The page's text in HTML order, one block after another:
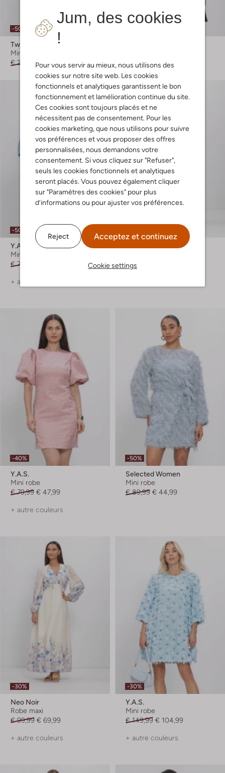
Jum, des cookies
!
Pour vous servir au mieux, nous utilisons des
cookies sur notre site web. Les cookies
fonctionnels et analytiques garantissent le bon
fonctionnement et lamélioration continue du site.
Ces cookies sont toujours placés et ne
nécessitent pas de consentement. Pour les
cookies marketing, que nous utilisons pour suivre
vos préférences et vous proposer des offres
personnalisées, nous demandons votre
consentement. Si vous cliquez sur "Refuser",
seuls les cookies fonctionnels et analytiques
seront placés. Vous pouvez également cliquer
sur "Paramètres des cookies" pour plus
d’informations ou pour ajuster vos préférences.
Reject Acceptez et continuez
Cookie settings
-50%
Twinset Milano
Mini robe
€ 259,99 € 129,99
€ 189,99 € 94,99
-50%
Y.a.s.
Mini robe
€ 79,99
+ autre couleurs
€ 129,99
-40%
Y.a.s.
Mini robe
€ 79,99 € 47,99
+ autre couleurs
-50%
Selected Women
Mini robe
€ 89,99 € 44,99
-30%
Neo Noir
Robe maxi
€ 99,99 € 69,99
+ autre couleurs
-30%
Y.a.s.
Mini robe
€ 149,99 € 104,99
+ autre couleurs